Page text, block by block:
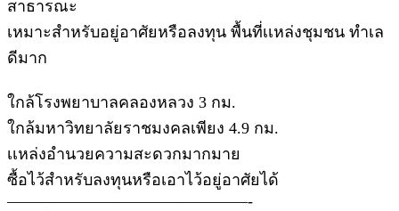
สาธารณะ
เหมาะสำหรับอยู่อาศัยหรือลงทุน พื้นที่เเหล่งชุมชน ทำเล
ดีมาก
ใกล้โรงพยาบาลคลองหลวง 3 กม.
ใกล้มหาวิทยาลัยราชมงคลเพียง 4.9 กม.
เเหล่งอำนวยความสะดวกมากมาย
ซื้อไว้สำหรับลงทุนหรือเอาไว้อยู่อาศัยได้
———————————————-